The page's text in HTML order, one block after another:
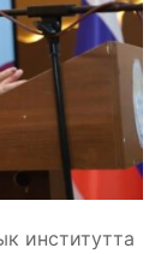
институтта